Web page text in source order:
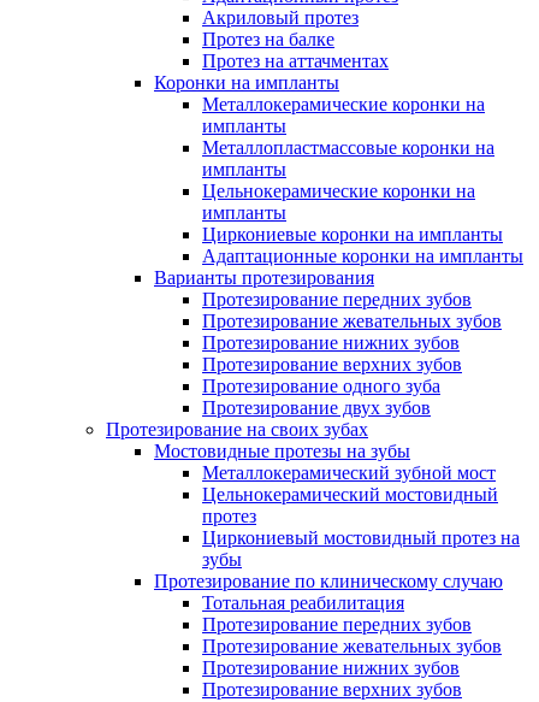
Акриловый протез
Протез на балке
Протез на аттачментах
Коронки на импланты
Металлокерамические коронки на
импланты
Металлопластмассовые коронки на
импланты
Цельнокерамические коронки на
импланты
Циркониевые коронки на импланты
Адаптационные коронки на импланты
Варианты протезирования
Протезирование передних зубов
Протезирование жевательных зубов
Протезирование нижних зубов
Протезирование верхних зубов
Протезирование одного зуба
Протезирование двух зубов
Протезирование на своих зубах
Мостовидные протезы на зубы
Металлокерамический зубной мост
Цельнокерамический мостовидный
протез
Циркониевый мостовидный протез на
зубы
Протезирование по клиническому случаю
Тотальная реабилитация
Протезирование передних зубов
Протезирование жевательных зубов
Протезирование нижних зубов
Протезирование верхних зубов